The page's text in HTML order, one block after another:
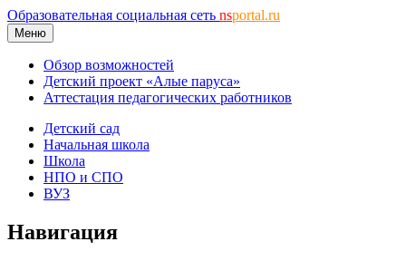
Образовательная социальная сеть nsportal.ru
Меню
Обзор возможностей
Детский проект «Алые паруса»
Аттестация педагогических работников
Детский сад
Начальная школа
Школа
НПО и СПО
ВУЗ
Навигация